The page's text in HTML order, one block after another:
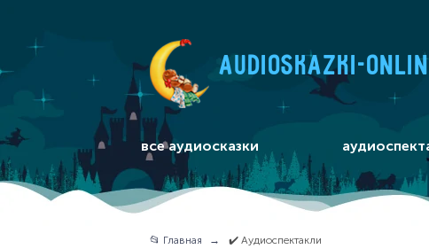
audioskazki-
все аудиосказки
📂 Главная ✔️ Аудиоспектакли